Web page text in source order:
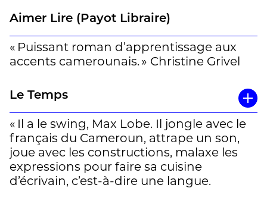
pourtant décédé: «Je suis la station
mon connard, eh? à la fin tu reviendras
sauf queme consommer.»
personnages drolatiques, la tonalité du
roman est grave. Il est question de
séparation et d’exil, quel qu’en soit le
motif: rêve footballistique, études,
homophobie, ou encore islamisation
menaçante dans un Cameroun
majoritairement chrétien. » Marie-José
Aimer Lire (Payot Libraire)
« Puissant roman d’apprentissage aux
accents camerounais. » Christine Grivel
Le Temps
« Il a le swing, Max Lobe. Il jongle avec le
français du Cameroun, attrape un son,
joue avec les constructions, malaxe les
expressions pour faire sa cuisine
d’écrivain, c’est-à-dire une langue.